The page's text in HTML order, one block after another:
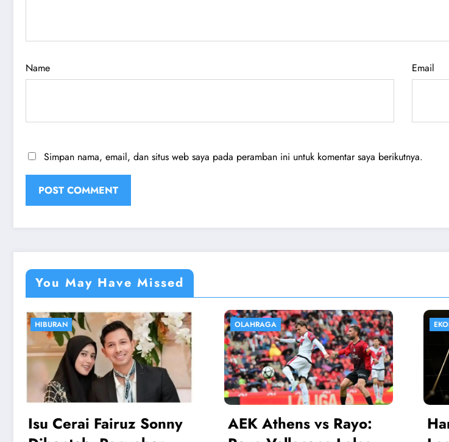
Name Email
Simpan nama, email, dan situs web saya pada peramban ini untuk komentar saya berikutnya.
You May Have Missed
OLAHRAGA
AEK Athens vs Rayo:
EKONOMI
Harga Emas Antam